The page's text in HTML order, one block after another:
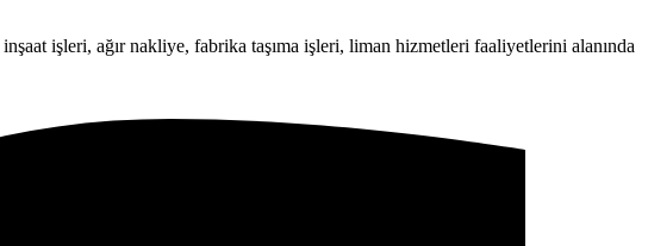
işleri, ağır nakliye, fabrika taşıma işleri, liman hizmetleri faaliyetlerini alanında